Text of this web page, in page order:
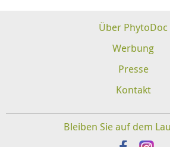
Über PhytoDoc
Werbung
Presse
Kontakt
Bleiben Sie auf dem